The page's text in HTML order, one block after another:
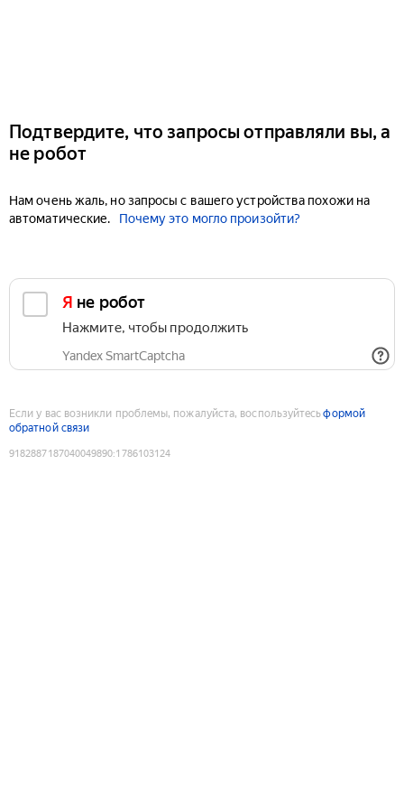
Подтвердите, что запросы отправляли вы, а
не робот
Нам очень жаль, но запросы с вашего устройства похожи на
автоматические.
Почему это могло произойти?
Я не робот
Нажмите, чтобы продолжить
Yandex SmartCaptcha
Если у вас возникли проблемы, пожалуйста, воспользуйтесьформой
обратной связи
9182887187040049890:1786103124